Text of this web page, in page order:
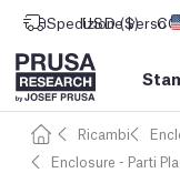
Spedizione verso
USD ($)
Ricambi
Enclosure - Parti